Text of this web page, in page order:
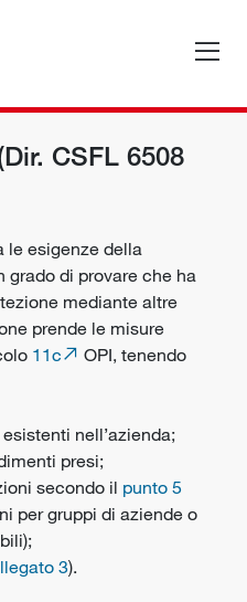
CSFL 6508
le esigenze della
grado di provare che ha
mediante altre
prende le misure
11c
OPI, tenendo
nell’azienda;
presi;
secondo il punto 5
per gruppi di aziende o
3).